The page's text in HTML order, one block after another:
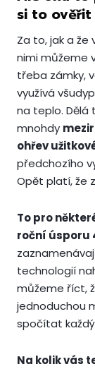
si to ověřit
Za to, jak a že
nimi můžeme
třeba zámky,
využívá
na teplo. Dělá
mnohdy
ohřev
předchozího
Opět platí, že
To pro
roční úsporu
technologií
můžeme říct,
jednoduchou
spočítat
Na kolik vás